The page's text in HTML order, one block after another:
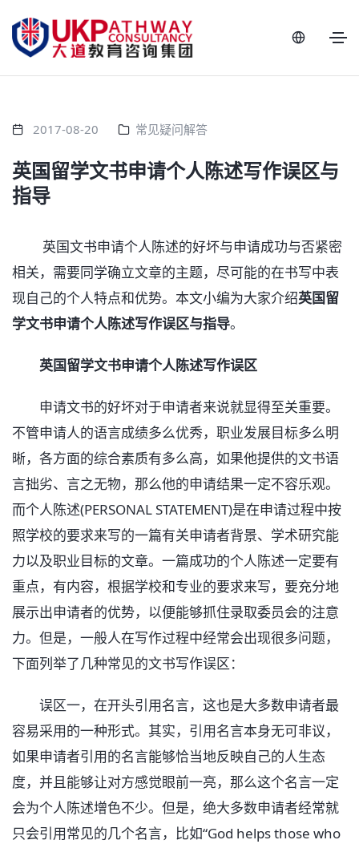
2017-08-20 常见疑问解答
英国留学文书申请个人陈述写作误区与
指导
英国文书申请个人陈述的好坏与申请成功与否紧密
相关，需要同学确立文章的主题，尽可能的在书写中表
现自己的个人特点和优势。本文小编为大家介绍英国留
学文书申请个人陈述写作误区与指导。
英国留学文书申请个人陈述写作误区
申请文书的好坏对于申请者来说就显得至关重要。
不管申请人的语言成绩多么优秀，职业发展目标多么明
晰，各方面的综合素质有多么高，如果他提供的文书语
言拙劣、言之无物，那么他的申请结果一定不容乐观。
而个人陈述(PERSONAL STATEMENT)是在申请过程中按
照学校的要求来写的一篇有关申请者背景、学术研究能
力以及职业目标的文章。一篇成功的个人陈述一定要有
重点，有内容，根据学校和专业的要求来写，要充分地
展示出申请者的优势，以便能够抓住录取委员会的注意
力。但是，一般人在写作过程中经常会出现很多问题，
下面列举了几种常见的文书写作误区：
误区一，在开头引用名言，这也是大多数申请者最
容易采用的一种形式。其实，引用名言本身无可非议，
如果申请者引用的名言能够恰当地反映自己的人生态
度，并且能够让对方感觉眼前一亮，那么这个名言一定
会为个人陈述增色不少。但是，绝大多数申请者经常就
只会引用常见的几个名言，比如“God helps those who